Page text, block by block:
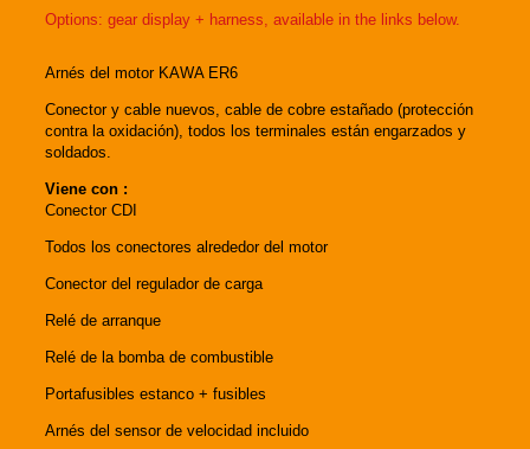
Options: gear display + harness, available in the links below.
Arnés del motor KAWA ER6
Conector y cable nuevos, cable de cobre estañado (protección
contra la oxidación), todos los terminales están engarzados y
soldados.
Viene con :
Conector CDI
Todos los conectores alrededor del motor
Conector del regulador de carga
Relé de arranque
Relé de la bomba de combustible
Portafusibles estanco + fusibles
Arnés del sensor de velocidad incluido